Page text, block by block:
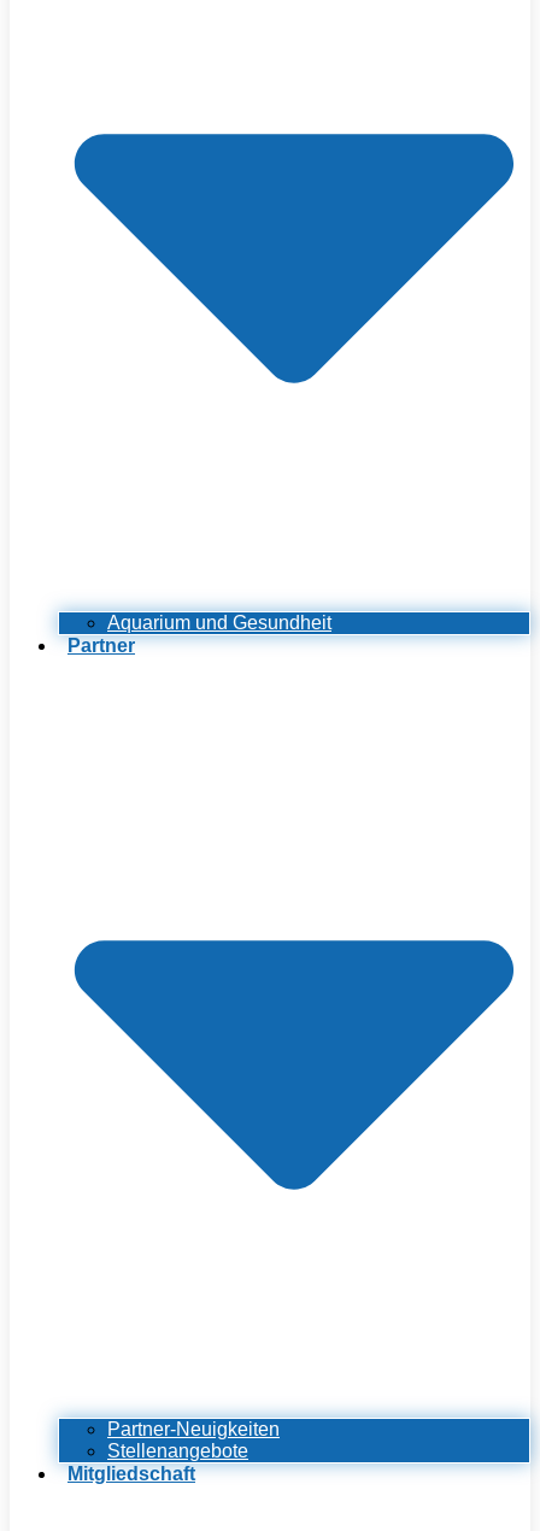
Aquarium und Gesundheit
Partner
Partner-Neuigkeiten
Stellenangebote
Mitgliedschaft